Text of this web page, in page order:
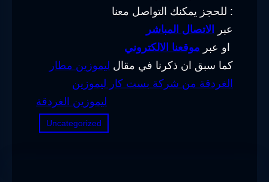
للحجز يمكنك التواصل معنا :
عبر
الاتصال المباشر
او عبر موقعنا الالكتروني
كما سبق ان ذكرنا في مقال ليموزين مطار
الغردقة من شركة بست كار ليموزين
ليموزين الغردقة
Uncategorized